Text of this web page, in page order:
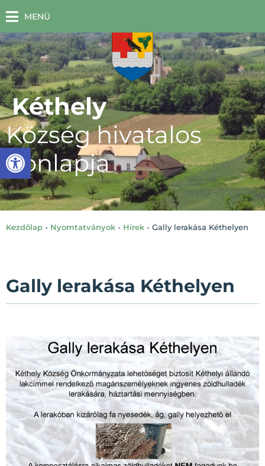
Eszköztár megnyitása
MENÜ
Kéthely
Község hivatalos
honlapja
Kezdőlap - Nyomtatványok - Hírek - Gally lerakása Kéthelyen
Gally lerakása Kéthelyen